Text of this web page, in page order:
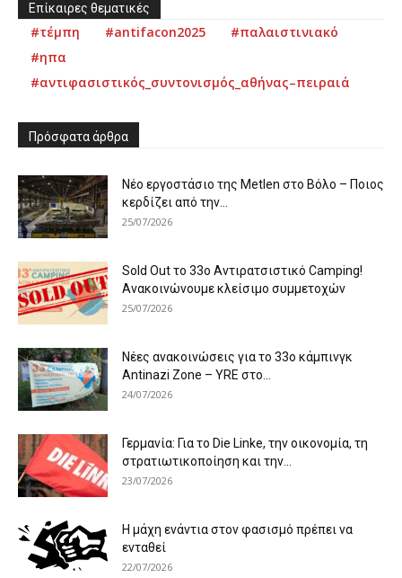
Επίκαιρες θεματικές
#τέμπη #antifacon2025
#παλαιστινιακό
#ηπα
#αντιφασιστικός_συντονισμός_αθήνας–πειραιά
Πρόσφατα άρθρα
Νέο εργοστάσιο της Metlen στο Βόλο – Ποιος
κερδίζει από την...
25/07/2026
Sold Out το 33ο Αντιρατσιστικό Camping!
Ανακοινώνουμε κλείσιμο συμμετοχών
25/07/2026
Νέες ανακοινώσεις για το 33ο κάμπινγκ
Antinazi Zone – YRE στο...
24/07/2026
Γερμανία: Για το Die Linke, την οικονομία, τη
στρατιωτικοποίηση και την...
23/07/2026
Η μάχη ενάντια στον φασισμό πρέπει να
ενταθεί
22/07/2026